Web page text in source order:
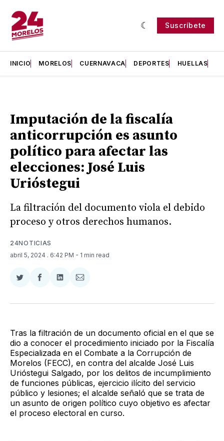
Suscríbete
INICIO MORELOS CUERNAVACA DEPORTES HUELLAS
Imputación de la fiscalía
anticorrupción es asunto
político para afectar las
elecciones: José Luis
Urióstegui
La filtración del documento viola el debido
proceso y otros derechos humanos.
24NOTICIAS
abril 5, 2024 . 6:42 PM - 1 min read
Compartir
Twitter
Compartir
Facebook
Compartir
LinkedIn
Compartir
Email
Tras la filtración de un documento oficial en el que se
dio a conocer el procedimiento iniciado por la Fiscalía
Especializada en el Combate a la Corrupción de
Morelos (FECC), en contra del alcalde José Luis
Urióstegui Salgado, por los delitos de incumplimiento
de funciones públicas, ejercicio ilícito del servicio
público y lesiones; el alcalde señaló que se trata de
un asunto de origen político cuyo objetivo es afectar
el proceso electoral en curso.